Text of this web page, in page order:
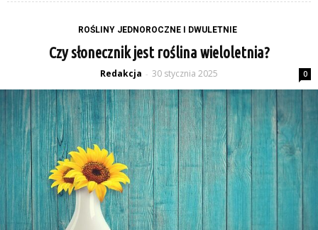
ROŚLINY JEDNOROCZNE I DWULETNIE
Czy słonecznik jest roślina wieloletnia?
Redakcja - 30 stycznia 2025 0